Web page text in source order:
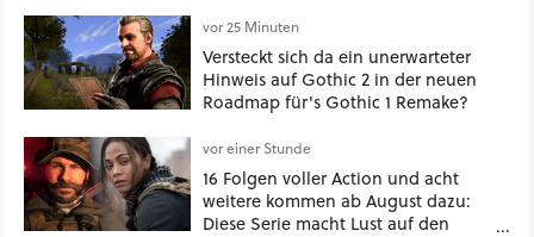
vor 25 Minuten
Versteckt sich da ein unerwarteter
Hinweis auf Gothic 2 in der neuen
Roadmap für's Gothic 1 Remake?
vor einer Stunde
16 Folgen voller Action und acht
weitere kommen ab August dazu:
Diese Serie macht Lust auf den